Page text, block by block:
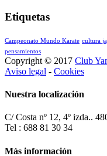
Etiquetas
Campeonato Mundo Karate cultura
pensamientos
Copyright © 2017 Club
Aviso legal - Cookies
Nuestra localización
C/ Costa nº 12, 4º izda..
Tel : 688 81 30 34
Más información